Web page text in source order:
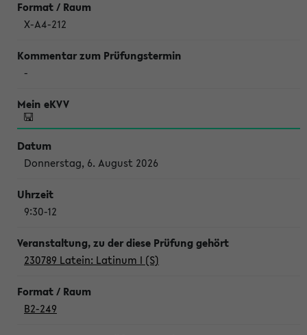
X-A4-212
-
Donnerstag, 6. August 2026
9:30-12
230789 Latein: Latinum I (S)
B2-249